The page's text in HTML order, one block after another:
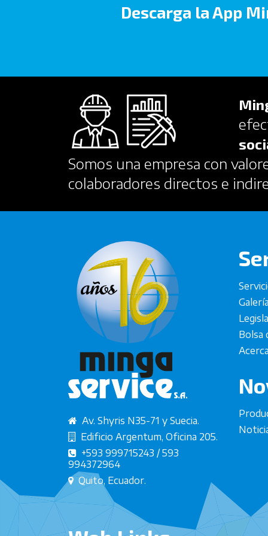
Descarga la App
Somos una empresa con
colaboradores directos e
Av. Shyris N35-71 y Suecia.
Edificio Argentum, Oficina 205.
+593 999715243 / 593
994372964
Quito, Ecuador.
Bolsa